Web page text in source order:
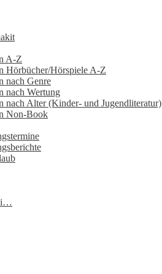
A-Z
Hörbücher/Hörspiele A-Z
nach Genre
nach Wertung
nach Alter (Kinder- und Jugendliteratur)
Non-Book